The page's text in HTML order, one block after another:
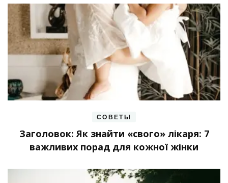
СОВЕТЫ
Заголовок: Як знайти «свого» лікаря: 7
важливих порад для кожної жінки